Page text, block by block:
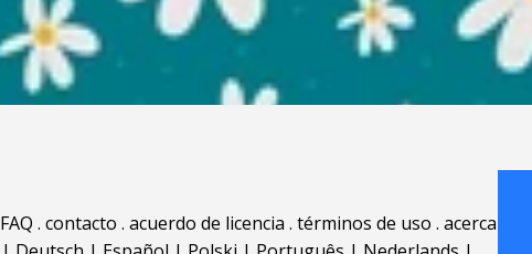
FAQ . contacto . acuerdo de licencia . términos de uso . acerca